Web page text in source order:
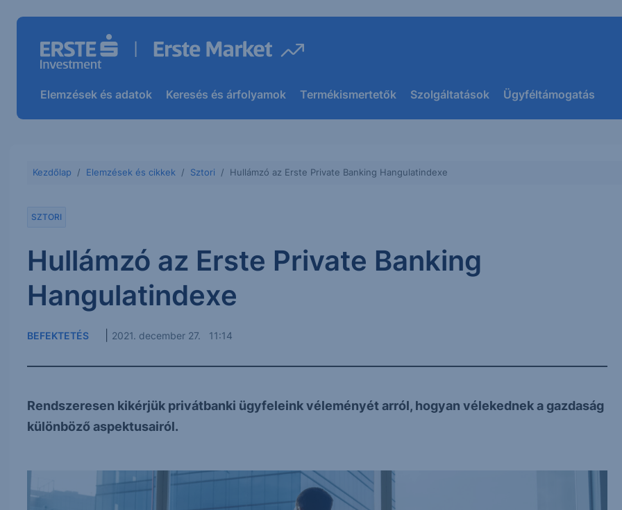
Elemzések és adatok Keresés és árfolyamok Termékismertetők Szolgáltatások Ügyféltámogatás
Kezdőlap Elemzések és cikkek Sztori Hullámzó az Erste Private Banking Hangulatindexe
SZTORI
Hullámzó az Erste Private Banking
Hangulatindexe
BEFEKTETÉS 2021. december 27. 11:14
Rendszeresen kikérjük privátbanki ügyfeleink véleményét arról, hogyan vélekednek a gazdaság
különböző aspektusairól.